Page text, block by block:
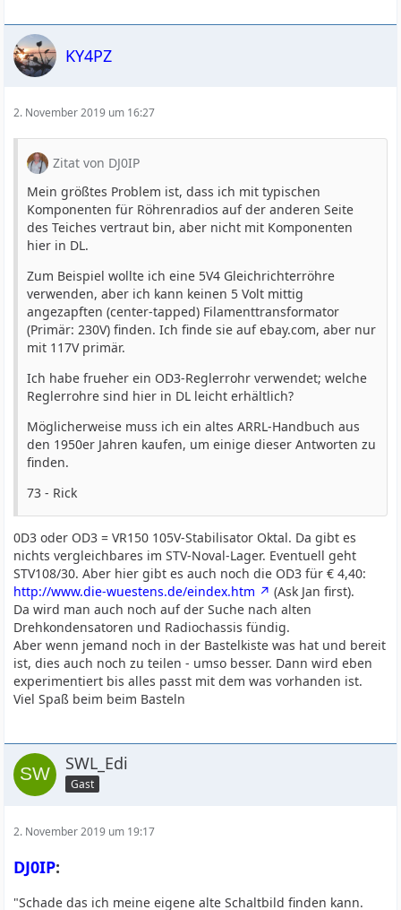
KY4PZ
2. November 2019 um 16:27
Zitat von DJ0IP
Mein größtes Problem ist, dass ich mit typischen
Komponenten für Röhrenradios auf der anderen Seite
des Teiches vertraut bin, aber nicht mit Komponenten
hier in DL.
Zum Beispiel wollte ich eine 5V4 Gleichrichterröhre
verwenden, aber ich kann keinen 5 Volt mittig
angezapften (center-tapped) Filamenttransformator
(Primär: 230V) finden. Ich finde sie auf ebay.com, aber nur
mit 117V primär.
Ich habe frueher ein OD3-Reglerrohr verwendet; welche
Reglerrohre sind hier in DL leicht erhältlich?
Möglicherweise muss ich ein altes ARRL-Handbuch aus
den 1950er Jahren kaufen, um einige dieser Antworten zu
finden.
73 - Rick
0D3 oder OD3 = VR150 105V-Stabilisator Oktal. Da gibt es
nichts vergleichbares im STV-Noval-Lager. Eventuell geht
STV108/30. Aber hier gibt es auch noch die OD3 für € 4,40:
http://www.die-wuestens.de/eindex.htm
(Ask Jan first).
Da wird man auch noch auf der Suche nach alten
Drehkondensatoren und Radiochassis fündig.
Aber wenn jemand noch in der Bastelkiste was hat und bereit
ist, dies auch noch zu teilen - umso besser. Dann wird eben
experimentiert bis alles passt mit dem was vorhanden ist.
Viel Spaß beim beim Basteln
SWL_Edi
Gast
2. November 2019 um 19:17
DJ0IP:
"Schade das ich meine eigene alte Schaltbild finden kann.